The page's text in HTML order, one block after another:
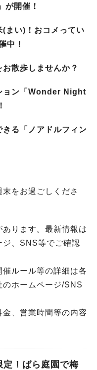
が開催！
(まい)！おコメってい
中！
散歩しませんか？
ョン「Wonder Night
る「ノアドルフィン
をお過ごしくださ
ります。最新情報は
ジ、SNS等でご確認
ルール等の詳細は各
ホームページ/SNS
、営業時間等の内容
定！ばら庭園で梅